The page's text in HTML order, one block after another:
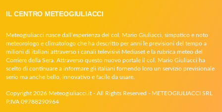
IL CENTRO METEOGIULIACCI
Meteogiuliacci nasce dall’esperienza del col. Mario Giuliacci, simpatico e noto
meteorologo e climatologo che ha descritto per anni le previsioni del tempo a
milioni di italiani attraverso i canali televisivi Mediaset e la rubrica meteo del
Corriere della Sera. Attraverso questo nuovo portale il col. Mario Giuliacci ha
scelto di continuare a informare gli italiani fornendo loro un servizio previsionale
serio ma anche bello, innovativo e facile da usare.
Copyright 2026 Meteogiuliacci.it - All Rights Reserved - METEOGIULIACCI SRL
P.IVA 09788290964